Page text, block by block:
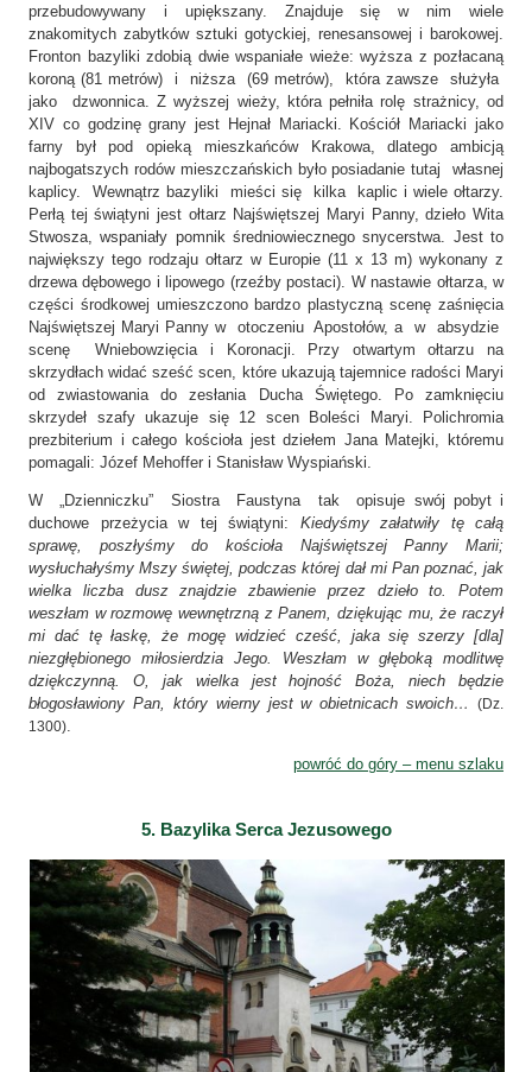
przebudowywany i upiększany. Znajduje się w nim wiele
znakomitych zabytków sztuki gotyckiej, renesansowej i barokowej.
Fronton bazyliki zdobią dwie wspaniałe wieże: wyższa z pozłacaną
koroną (81 metrów) i niższa (69 metrów), która zawsze służyła
jako dzwonnica. Z wyższej wieży, która pełniła rolę strażnicy, od
XIV co godzinę grany jest Hejnał Mariacki. Kościół Mariacki jako
farny był pod opieką mieszkańców Krakowa, dlatego ambicją
najbogatszych rodów mieszczańskich było posiadanie tutaj własnej
kaplicy. Wewnątrz bazyliki mieści się kilka kaplic i wiele ołtarzy.
Perłą tej świątyni jest ołtarz Najświętszej Maryi Panny, dzieło Wita
Stwosza, wspaniały pomnik średniowiecznego snycerstwa. Jest to
największy tego rodzaju ołtarz w Europie (11 x 13 m) wykonany z
drzewa dębowego i lipowego (rzeźby postaci). W nastawie ołtarza, w
części środkowej umieszczono bardzo plastyczną scenę zaśnięcia
Najświętszej Maryi Panny w otoczeniu Apostołów, a w absydzie
scenę Wniebowzięcia i Koronacji. Przy otwartym ołtarzu na
skrzydłach widać sześć scen, które ukazują tajemnice radości Maryi
od zwiastowania do zesłania Ducha Świętego. Po zamknięciu
skrzydeł szafy ukazuje się 12 scen Boleści Maryi. Polichromia
prezbiterium i całego kościoła jest dziełem Jana Matejki, któremu
pomagali: Józef Mehoffer i Stanisław Wyspiański.
W „Dzienniczku” Siostra Faustyna tak opisuje swój pobyt i
duchowe przeżycia w tej świątyni: Kiedyśmy załatwiły tę całą
sprawę, poszłyśmy do kościoła Najświętszej Panny Marii;
wysłuchałyśmy Mszy świętej, podczas której dał mi Pan poznać, jak
wielka liczba dusz znajdzie zbawienie przez dzieło to. Potem
weszłam w rozmowę wewnętrzną z Panem, dziękując mu, że raczył
mi dać tę łaskę, że mogę widzieć cześć, jaka się szerzy [dla]
niezgłębionego miłosierdzia Jego. Weszłam w głęboką modlitwę
dziękczynną. O, jak wielka jest hojność Boża, niech będzie
błogosławiony Pan, który wierny jest w obietnicach swoich…
(Dz.
1300)
powróć do góry – menu szlaku
5. Bazylika Serca Jezusowego